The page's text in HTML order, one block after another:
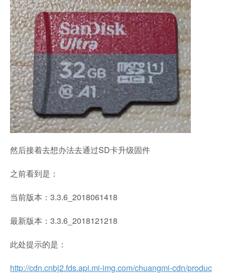
然后接着去想办法去通过SD卡升级固件
之前看到是：
当前版本：3.3.6_2018061418
最新版本：3.3.6_2018121218
此处提示的是：
http://cdn.cnbj2.fds.api.mi-img.com/chuangmi-cdn/produc